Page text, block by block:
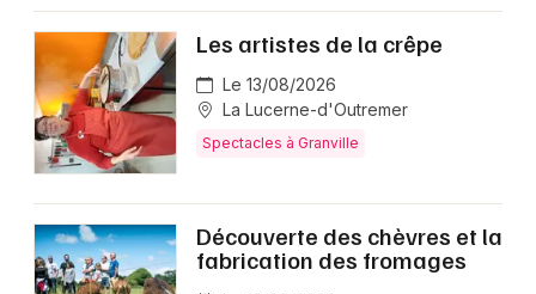
Les artistes de la crêpe
Le 13/08/2026
La Lucerne-d'Outremer
Spectacles à Granville
Découverte des chèvres et la
fabrication des fromages